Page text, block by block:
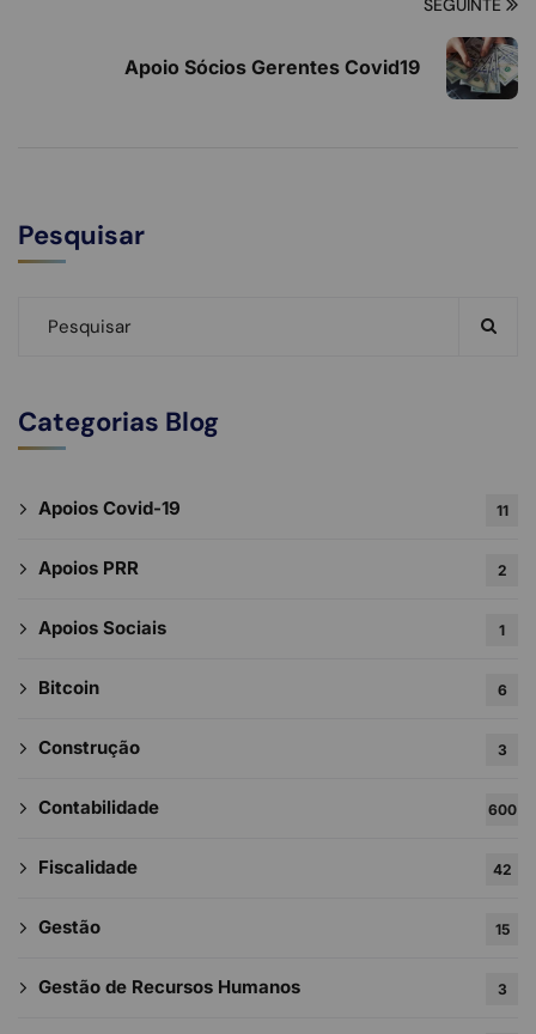
SEGUINTE
Apoio Sócios Gerentes Covid19
Pesquisar
Categorias Blog
Apoios Covid-19 11
Apoios PRR 2
Apoios Sociais 1
Bitcoin 6
Construção 3
Contabilidade 600
Fiscalidade 42
Gestão 15
Gestão de Recursos Humanos 3